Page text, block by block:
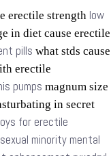
erectile strength low
in diet cause erectile
pills what stds cause
erectile
pumps magnum size
in secret
for erectile
sexual minority mental